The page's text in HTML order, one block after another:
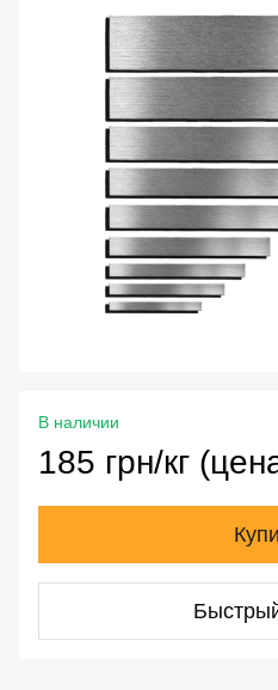
В наличии
185 грн/кг